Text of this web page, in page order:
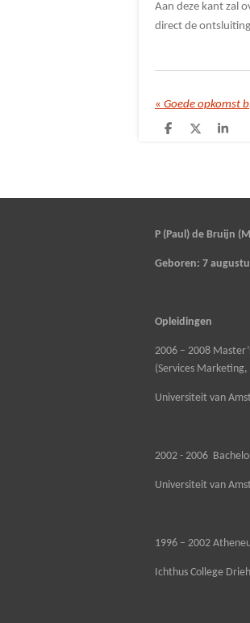
Aan deze kant zal
direct de
« Goede opkomst
D
D
S
P (Paul) de Bruijn
Geboren: 7
Opleidingen
2006 – 2008
(Services
Universiteit van
2002 - 2006
Universiteit van
1996 – 2002
Ichthus College